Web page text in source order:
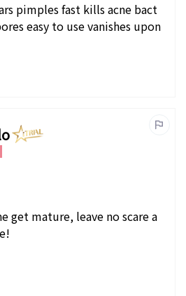
pimples fast kills acne bact
easy to use vanishes upon
get mature, leave no scare a